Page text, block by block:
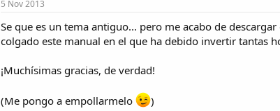
5 Nov 2013
Se que es un tema antiguo... pero me acabo de
colgado este manual en el que ha debido invertir tantas
¡Muchísimas gracias, de verdad!
(Me pongo a empollarmelo )